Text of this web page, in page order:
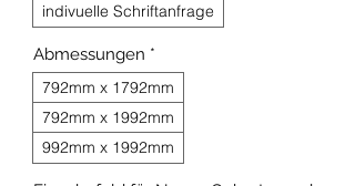
indivuelle Schriftanfrage
Abmessungen *
792mm x 1792mm
792mm x 1992mm
992mm x 1992mm